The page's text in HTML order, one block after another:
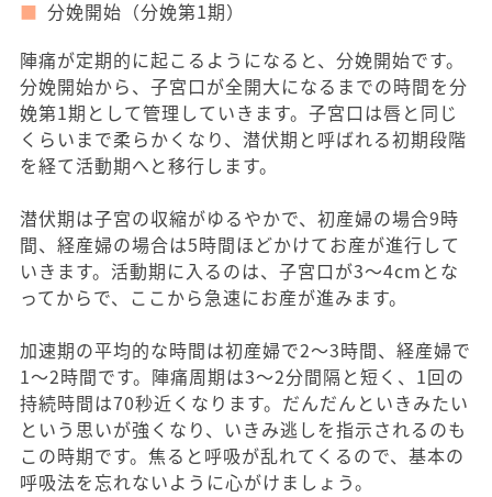
分娩開始（分娩第1期）
陣痛が定期的に起こるようになると、分娩開始です。
分娩開始から、子宮口が全開大になるまでの時間を分
娩第1期として管理していきます。子宮口は唇と同じ
くらいまで柔らかくなり、潜伏期と呼ばれる初期段階
を経て活動期へと移行します。
潜伏期は子宮の収縮がゆるやかで、初産婦の場合9時
間、経産婦の場合は5時間ほどかけてお産が進行して
いきます。活動期に入るのは、子宮口が3～4cmとな
ってからで、ここから急速にお産が進みます。
加速期の平均的な時間は初産婦で2～3時間、経産婦で
1～2時間です。陣痛周期は3～2分間隔と短く、1回の
持続時間は70秒近くなります。だんだんといきみたい
という思いが強くなり、いきみ逃しを指示されるのも
この時期です。焦ると呼吸が乱れてくるので、基本の
呼吸法を忘れないように心がけましょう。